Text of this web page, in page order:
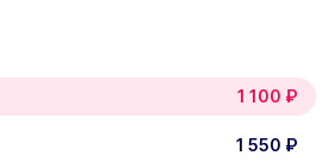
1 100 ₽
1 550 ₽